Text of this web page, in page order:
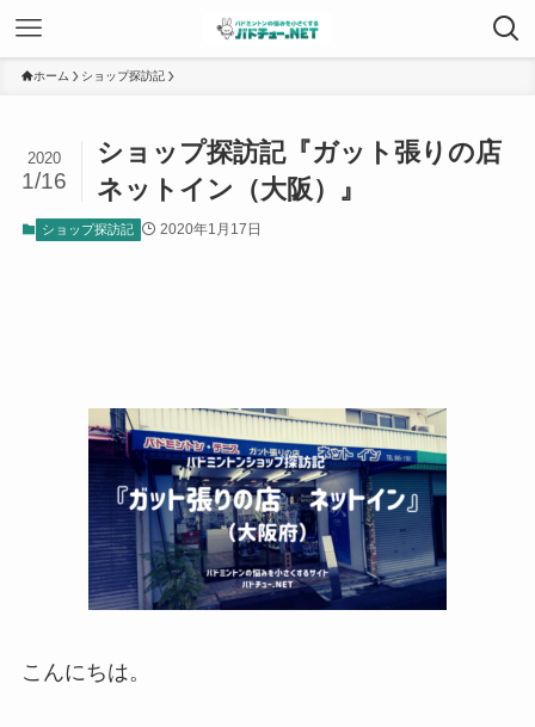
ホーム ショップ探訪記
ショップ探訪記『ガット張りの店
ネットイン（大阪）』
2020
1/16
ショップ探訪記 2020年1月17日
こんにちは。